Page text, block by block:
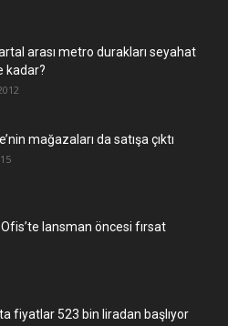
arası metro durakları seyahat
kadar?
mağazaları da satışa çıktı
lansman öncesi fırsat
fiyatlar 523 bin liradan başlıyor